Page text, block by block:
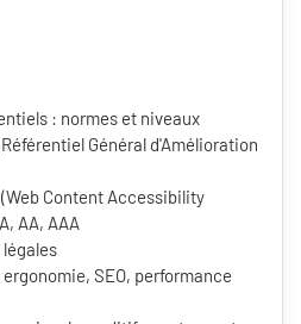
: normes et niveaux
Général d'Amélioration
Content Accessibility
AA, AAA
SEO, performance